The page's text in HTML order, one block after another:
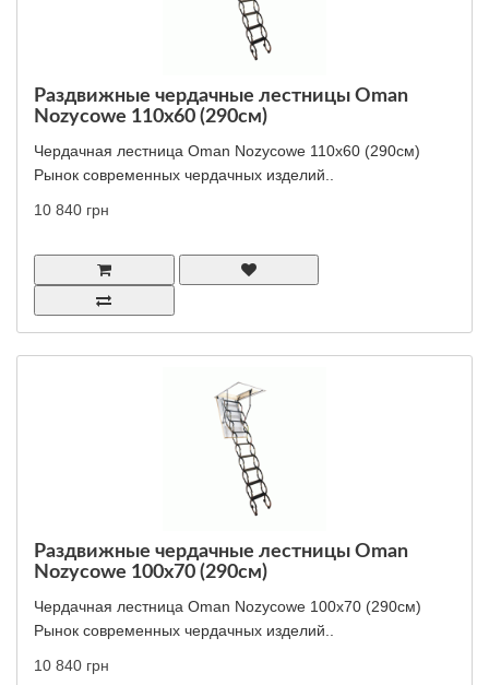
Раздвижные чердачные лестницы Oman
Nozycowe 110x60 (290см)
Чердачная лестница Oman Nozycowe 110x60 (290см)
Рынок современных чердачных изделий..
10 840 грн
Раздвижные чердачные лестницы Oman
Nozycowe 100x70 (290см)
Чердачная лестница Oman Nozycowe 100x70 (290см)
Рынок современных чердачных изделий..
10 840 грн